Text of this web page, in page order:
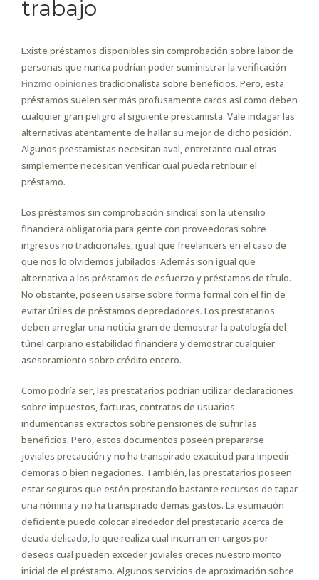
trabajo
Existe préstamos disponibles sin comprobación sobre labor de
personas que nunca podrían poder suministrar la verificación
Finzmo opiniones tradicionalista sobre beneficios. Pero, esta
préstamos suelen ser más profusamente caros así­ como deben
cualquier gran peligro al siguiente prestamista. Vale indagar las
alternativas atentamente de hallar su mejor de dicho posición.
Algunos prestamistas necesitan aval, entretanto cual otras
simplemente necesitan verificar cual pueda retribuir el
préstamo.
Los préstamos sin comprobación sindical son la utensilio
financiera obligatoria para gente con proveedoras sobre
ingresos no tradicionales, igual que freelancers en el caso de
que nos lo olvidemos jubilados. Además son igual que
alternativa a los préstamos de esfuerzo y préstamos de título.
No obstante, poseen usarse sobre forma formal con el fin de
evitar útiles de préstamos depredadores. Los prestatarios
deben arreglar una noticia gran de demostrar la patologí­a del
túnel carpiano estabilidad financiera y demostrar cualquier
asesoramiento sobre crédito entero.
Como podrí­a ser, las prestatarios podrían utilizar declaraciones
sobre impuestos, facturas, contratos de usuarios
indumentarias extractos sobre pensiones de sufrir las
beneficios. Pero, estos documentos poseen prepararse
joviales precaución y no ha transpirado exactitud para impedir
demoras o bien negaciones. También, las prestatarios poseen
estar seguros que estén prestando bastante recursos de tapar
una nómina y no ha transpirado demás gastos. La estimación
deficiente puedo colocar alrededor del prestatario acerca de
deuda delicado, lo que realiza cual incurran en cargos por
deseos cual pueden exceder joviales creces nuestro monto
inicial de el préstamo. Algunos servicios de aproximación sobre